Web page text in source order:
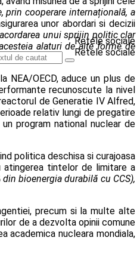
Retele sociale
Retele sociale
prin cooperare internațională, a
unor abordari si decizii
acordarea unui sprijin politic clar
alaturi de alte forme de
NEA/OECD, aduce un plus de
recunoscute la nivel
de Generatie IV Alfred,
relativ lungi de pregatire
program national nuclear de
politica deschisa si curajoasa
atingerea tintelor de limitare a
bioenergia durabilă cu CCS),
precum si la multe alte
de a dezvolta opinii comune
academica nucleara mondiala,